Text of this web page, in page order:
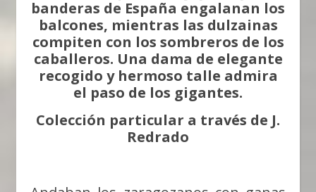
banderas de España engalanan los
balcones, mientras las dulzainas
compiten con los sombreros de los
caballeros. Una dama de elegante
recogido y hermoso talle admira
el paso de los gigantes.
Colección particular a través de J.
Redrado